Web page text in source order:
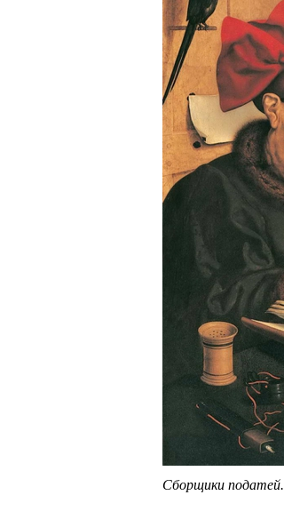
Сборщики податей.